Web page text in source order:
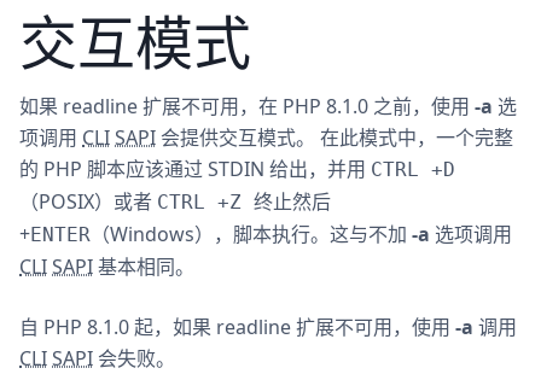
交互模式
如果 readline 扩展不可用，在 PHP 8.1.0 之前，使用 -a 选
项调用 CLISAPI 会提供交互模式。 在此模式中，一个完整
的 PHP 脚本应该通过 STDIN 给出，并用 CTRL +D
（POSIX）或者 CTRL +Z 终止然后
+ENTER （Windows），脚本执行。这与不加 -a 选项调用
CLISAPI基本相同。
自 PHP 8.1.0 起，如果 readline 扩展不可用，使用 -a 调用
CLISAPI 会失败。